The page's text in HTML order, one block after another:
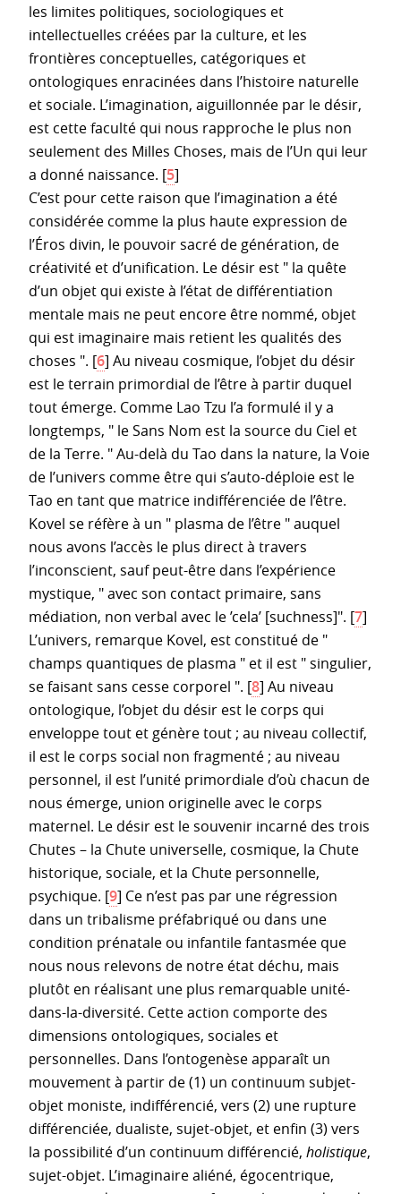
les limites politiques, sociologiques et
intellectuelles créées par la culture, et les
frontières conceptuelles, catégoriques et
ontologiques enracinées dans l’histoire naturelle
et sociale. L’imagination, aiguillonnée par le désir,
est cette faculté qui nous rapproche le plus non
seulement des Milles Choses, mais de l’Un qui leur
a donné naissance. [5]
C’est pour cette raison que l’imagination a été
considérée comme la plus haute expression de
l’Éros divin, le pouvoir sacré de génération, de
créativité et d’unification. Le désir est " la quête
d’un objet qui existe à l’état de différentiation
mentale mais ne peut encore être nommé, objet
qui est imaginaire mais retient les qualités des
choses ". [6] Au niveau cosmique, l’objet du désir
est le terrain primordial de l’être à partir duquel
tout émerge. Comme Lao Tzu l’a formulé il y a
longtemps, " le Sans Nom est la source du Ciel et
de la Terre. " Au-delà du Tao dans la nature, la Voie
de l’univers comme être qui s’auto-déploie est le
Tao en tant que matrice indifférenciée de l’être.
Kovel se réfère à un " plasma de l’être " auquel
nous avons l’accès le plus direct à travers
l’inconscient, sauf peut-être dans l’expérience
mystique, " avec son contact primaire, sans
médiation, non verbal avec le ’cela’ [suchness]". [7]
L’univers, remarque Kovel, est constitué de "
champs quantiques de plasma " et il est " singulier,
se faisant sans cesse corporel ". [8] Au niveau
ontologique, l’objet du désir est le corps qui
enveloppe tout et génère tout ; au niveau collectif,
il est le corps social non fragmenté ; au niveau
personnel, il est l’unité primordiale d’où chacun de
nous émerge, union originelle avec le corps
maternel. Le désir est le souvenir incarné des trois
Chutes – la Chute universelle, cosmique, la Chute
historique, sociale, et la Chute personnelle,
psychique. [9] Ce n’est pas par une régression
dans un tribalisme préfabriqué ou dans une
condition prénatale ou infantile fantasmée que
nous nous relevons de notre état déchu, mais
plutôt en réalisant une plus remarquable unité-
dans-la-diversité. Cette action comporte des
dimensions ontologiques, sociales et
personnelles. Dans l’ontogenèse apparaît un
mouvement à partir de (1) un continuum subjet-
objet moniste, indifférencié, vers (2) une rupture
différenciée, dualiste, sujet-objet, et enfin (3) vers
la possibilité d’un continuum différencié, holistique,
sujet-objet. L’imaginaire aliéné, égocentrique,